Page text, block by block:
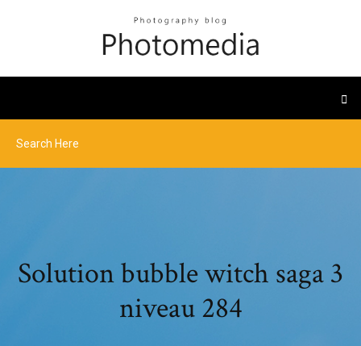
Solution bubble witch saga 3
niveau 284